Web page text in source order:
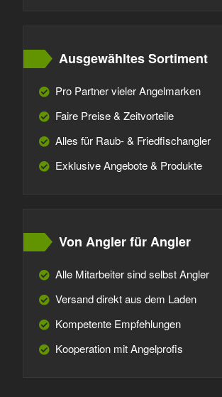
Ausgewähltes Sortiment
Pro Partner vieler Angelmarken
Faire Preise & Zeitvorteile
Alles für Raub- & Friedfischangler
Exklusive Angebote & Produkte
Von Angler für Angler
Alle Mitarbeiter sind selbst Angler
Versand direkt aus dem Laden
Kompetente Empfehlungen
Kooperation mit Angelprofis